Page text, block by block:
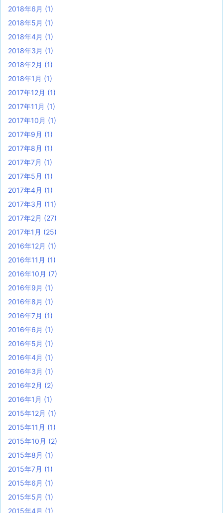
2018年6月 (1)
2018年5月 (1)
2018年4月 (1)
2018年3月 (1)
2018年2月 (1)
2018年1月 (1)
2017年12月 (1)
2017年11月 (1)
2017年10月 (1)
2017年9月 (1)
2017年8月 (1)
2017年7月 (1)
2017年5月 (1)
2017年4月 (1)
2017年3月 (11)
2017年2月 (27)
2017年1月 (25)
2016年12月 (1)
2016年11月 (1)
2016年10月 (7)
2016年9月 (1)
2016年8月 (1)
2016年7月 (1)
2016年6月 (1)
2016年5月 (1)
2016年4月 (1)
2016年3月 (1)
2016年2月 (2)
2016年1月 (1)
2015年12月 (1)
2015年11月 (1)
2015年10月 (2)
2015年8月 (1)
2015年7月 (1)
2015年6月 (1)
2015年5月 (1)
2015年4月 (1)